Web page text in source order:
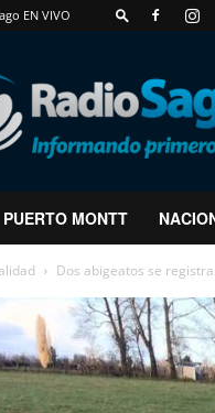
EN VIVO
PUERTO MONTT
Dos abigeatos se